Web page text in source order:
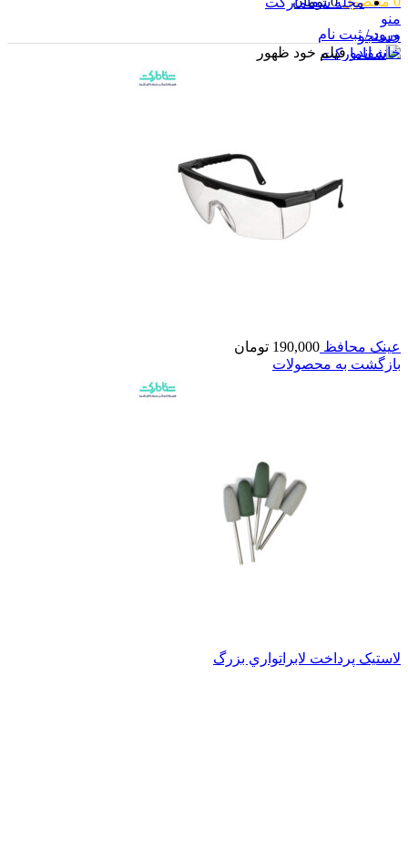
منو
جستجو
ورود / ثبت نام
خانهاندوفيلم خود ظهور
عینک محافظ 190,000 تومان
بازگشت به محصولات
لاستيک پرداخت لابراتواري بزرگ